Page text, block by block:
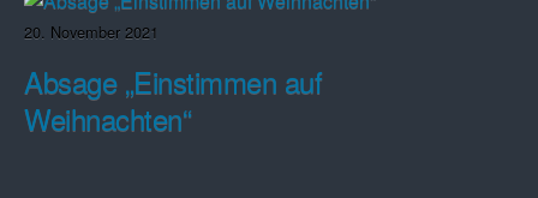
20. November 2021
Absage „Einstimmen auf
Weihnachten“